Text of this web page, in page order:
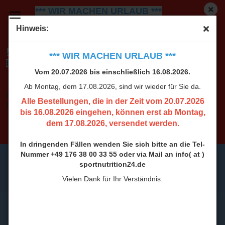
Hinweis:
*** WIR MACHEN URLAUB ***
Vom 20.07.2026 bis einschließlich 16.08.2026.
Ab Montag, dem 17.08.2026, sind wir wieder für Sie da.
Alle Bestellungen, die in der Zeit vom 20.07.2026
bis 16.08.2026 eingehen, können erst ab Montag,
dem 17.08.2026, versendet werden.
In dringenden Fällen wenden Sie sich bitte an die Tel-
Nummer +49 176 38 00 33 55 oder via Mail an info( at )
sportnutrition24.de
Vielen Dank für Ihr Verständnis.
*** WIR MACHEN URLAUB ***
Vom 20.07.2026 bis einschließlich 16.08.2026.
Alle Bestellungen, die in der Zeit vom 20.07.2026
dem 17.08.2026, versendet werden.
In dringenden Fällen wenden Sie sich bitte an die Tel-
Nummer +49 176 38 00 33 55 oder via Mail an info( at )
sportnutrition24.de
Vielen Dank für Ihr Verständnis.